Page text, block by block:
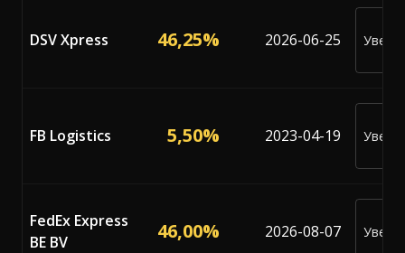
DSV Xpress 46,25% 2026-06-25
FB Logistics 5,50% 2023-04-19
FedEx Express
BE BV
46,00% 2026-08-07